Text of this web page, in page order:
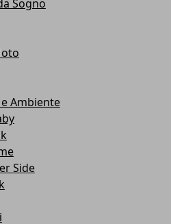
Sogno
Ambiente
Side